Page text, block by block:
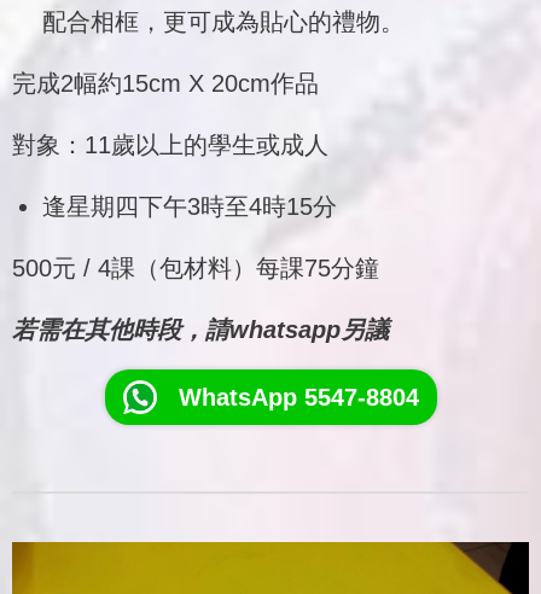
配合相框，更可成為貼心的禮物。
完成2幅約15cm X 20cm作品
對象：11歲以上的學生或成人
逢星期四下午3時至4時15分
500元 / 4課（包材料）每課75分鐘
若需在其他時段，請whatsapp另議
WhatsApp 5547-8804